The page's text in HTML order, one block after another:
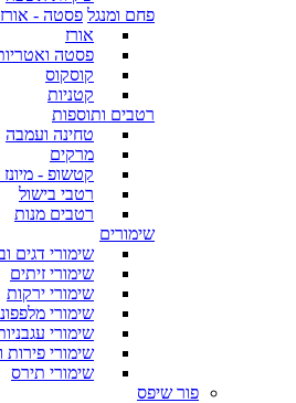
פחם ומנגל פסטה - אורז
אורז
פסטה
קוסקוס
קטניות
רטבים ותוספות
טחינה ועמבה
מרקים
קטשופ -
רטבי בישול
רטבים מנות
שימורים
שימורי דגים
שימורי זיתים
שימורי ירקות
שימורי
שימורי
שימורי פירות
שימורי תירס
פור שיפס